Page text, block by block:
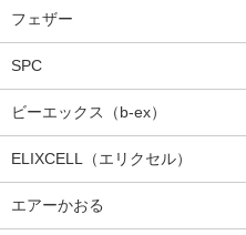
フェザー
SPC
ビーエックス（b-ex）
ELIXCELL（エリクセル）
エアーかおる